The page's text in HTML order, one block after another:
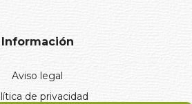
Información
Aviso legal
de privacidad